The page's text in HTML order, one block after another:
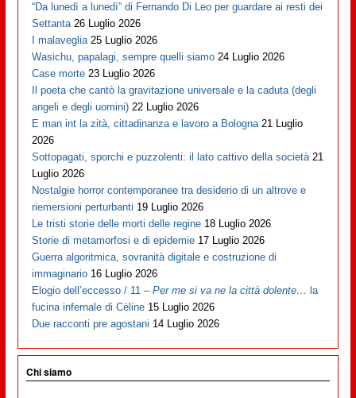
“Da lunedì a lunedì” di Fernando Di Leo per guardare ai resti dei
Settanta 26 Luglio 2026
I malaveglia 25 Luglio 2026
Wasichu, papalagi, sempre quelli siamo 24 Luglio 2026
Case morte 23 Luglio 2026
Il poeta che cantò la gravitazione universale e la caduta (degli
angeli e degli uomini) 22 Luglio 2026
E man int la zità, cittadinanza e lavoro a Bologna 21 Luglio
2026
Sottopagati, sporchi e puzzolenti: il lato cattivo della società 21
Luglio 2026
Nostalgie horror contemporanee tra desiderio di un altrove e
riemersioni perturbanti 19 Luglio 2026
Le tristi storie delle morti delle regine 18 Luglio 2026
Storie di metamorfosi e di epidemie 17 Luglio 2026
Guerra algoritmica, sovranità digitale e costruzione di
immaginario 16 Luglio 2026
Elogio dell’eccesso / 11 –Per me si va ne la città dolente… la
fucina infernale di Cèline 15 Luglio 2026
Due racconti pre agostani 14 Luglio 2026
Chi siamo